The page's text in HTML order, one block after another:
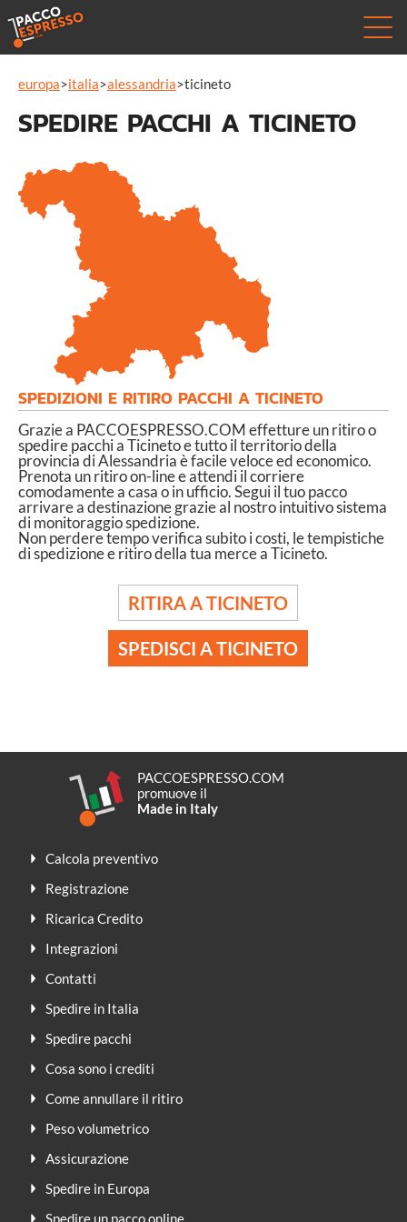
europa>italia>alessandria>ticineto
SPEDIRE PACCHI A TICINETO
SPEDIZIONI E RITIRO PACCHI A TICINETO
Grazie a PACCOESPRESSO.COM effetture un ritiro o
spedire pacchi a Ticineto e tutto il territorio della
provincia di Alessandria è facile veloce ed economico.
Prenota un ritiro on-line e attendi il corriere
comodamente a casa o in ufficio. Segui il tuo pacco
arrivare a destinazione grazie al nostro intuitivo sistema
di monitoraggio spedizione.
Non perdere tempo verifica subito i costi, le tempistiche
di spedizione e ritiro della tua merce a Ticineto.
RITIRA A TICINETO
SPEDISCI A TICINETO
PACCOESPRESSO.COM
promuove il
Made in Italy
Calcola preventivo
Registrazione
Ricarica Credito
Integrazioni
Contatti
Spedire in Italia
Spedire pacchi
Cosa sono i crediti
Come annullare il ritiro
Peso volumetrico
Assicurazione
Spedire in Europa
Spedire un pacco online